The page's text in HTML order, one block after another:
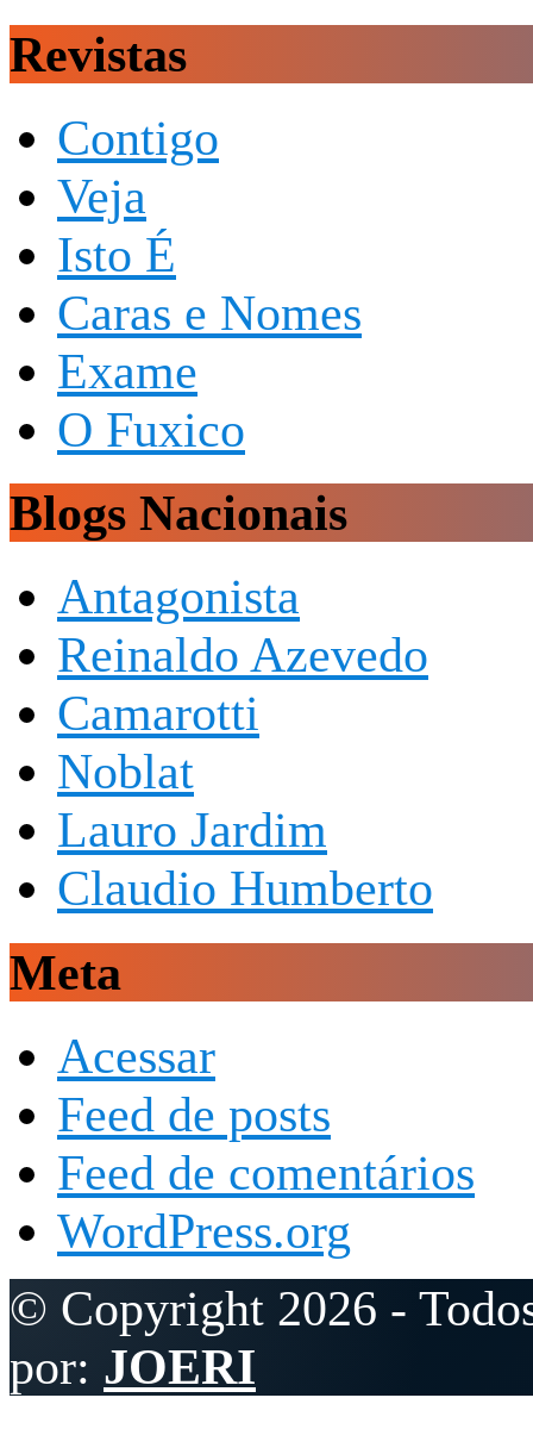
Revistas
Contigo
Veja
Isto É
Caras e Nomes
Exame
O Fuxico
Blogs Nacionais
Antagonista
Reinaldo Azevedo
Camarotti
Noblat
Lauro Jardim
Claudio Humberto
Meta
Acessar
Feed de posts
Feed de comentários
WordPress.org
© Copyright 2026 -
por: JOERI